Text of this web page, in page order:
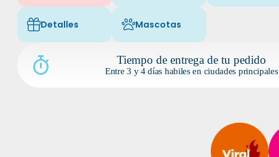
Icon of fa-light fa-gift
Detalles Icon of fa-light fa-paw
Mascotas
Tiempo de entrega de tu pedido
Entre 3 y 4 días habiles en ciudades principales